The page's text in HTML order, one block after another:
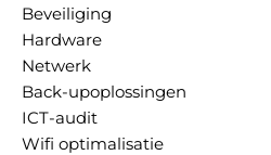
Beveiliging
Hardware
Netwerk
Back-upoplossingen
ICT-audit
Wifi optimalisatie